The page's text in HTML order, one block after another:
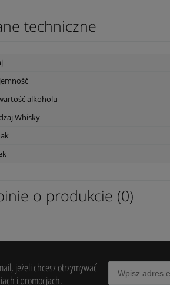
techniczne
alkoholu
Whisky
o produkcie (0)
jeżeli chcesz otrzymywać
i promocjach.